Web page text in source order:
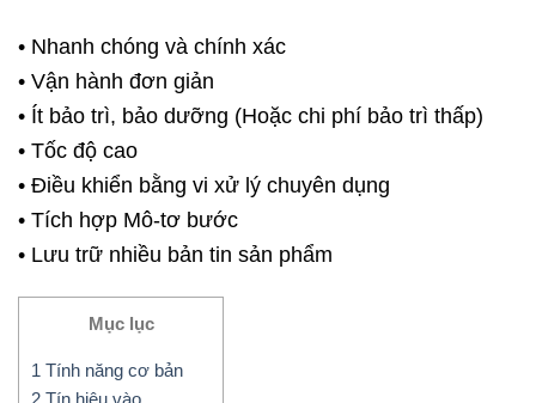
• Nhanh chóng và chính xác
• Vận hành đơn giản
• Ít bảo trì, bảo dưỡng (Hoặc chi phí bảo trì thấp)
• Tốc độ cao
• Điều khiển bằng vi xử lý chuyên dụng
• Tích hợp Mô-tơ bước
• Lưu trữ nhiều bản tin sản phẩm
Mục lục
1 Tính năng cơ bản
2 Tín hiệu vào